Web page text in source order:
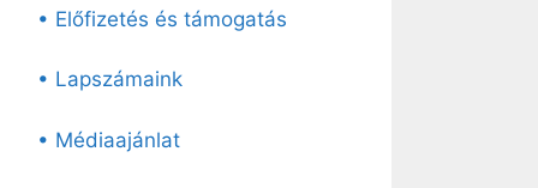
• Előfizetés és támogatás
• Lapszámaink
• Médiaajánlat